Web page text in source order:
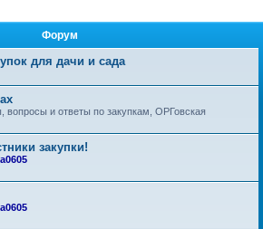
Форум
для дачи и сада
вопросы и ответы по закупкам, ОРГовская
закупки!